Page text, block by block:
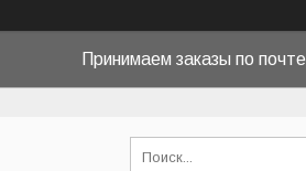
Принимаем заказы по почте